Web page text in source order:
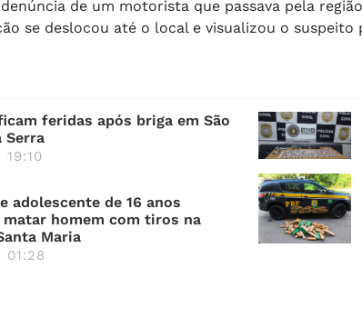
de um motorista que passava pela
se deslocou até o local e visualizou o
feridas após briga em São
Serra
adolescente de 16 anos
homem com tiros na
Maria